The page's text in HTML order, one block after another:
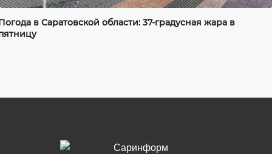
в Саратовской области: 37-градусная жара в